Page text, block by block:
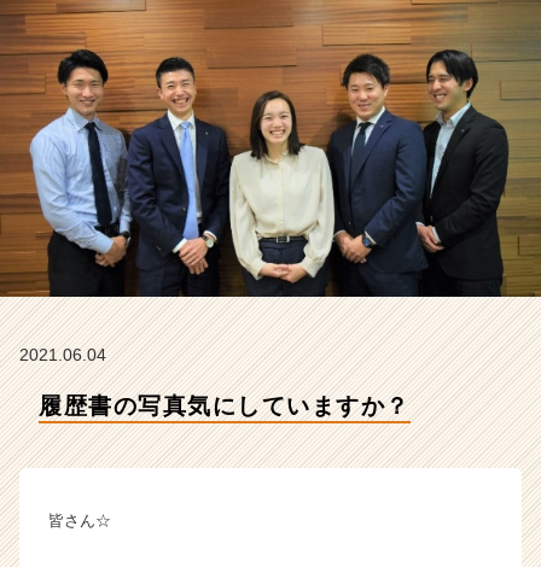
バ
ラ
イ
フ
株
式
会
社
の
タ
イ
ン】
|
ン
2021.06.04
履歴書の写真気にしていますか？
皆さん☆